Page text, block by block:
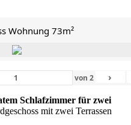
Wohnung 73m²
von 2 ›
Schlafzimmer für zwei
mit zwei Terrassen